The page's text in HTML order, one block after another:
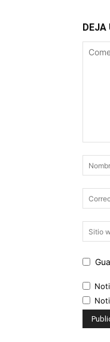
DEJA